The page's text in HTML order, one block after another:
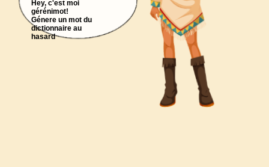
Hey, c'est moi
gérénimot!
Génere un mot du
dictionnaire au
hasard